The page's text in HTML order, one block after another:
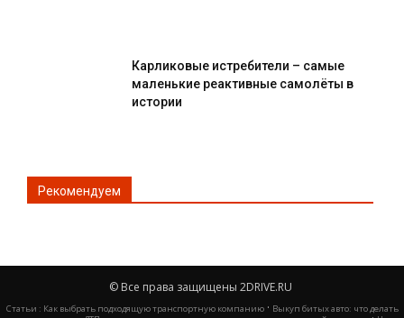
Карликовые истребители – самые
маленькие реактивные самолёты в
истории
Рекомендуем
© Все права защищены 2DRIVE.RU
Статьи : Как выбрать подходящую транспортную компанию· Выкуп битых авто: что делать